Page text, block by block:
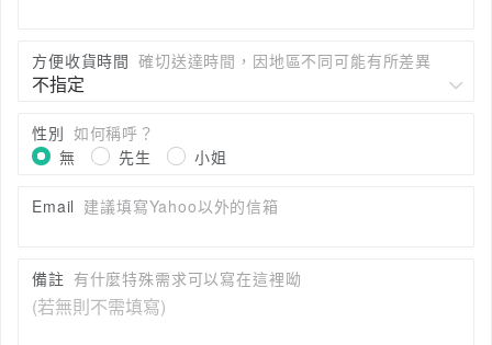
方便收貨時間 確切送達時間，因地區不同可能有所差異
性別 如何稱呼？
無
先生 小姐
Email 建議填寫Yahoo以外的信箱
備註 有什麼特殊需求可以寫在這裡呦